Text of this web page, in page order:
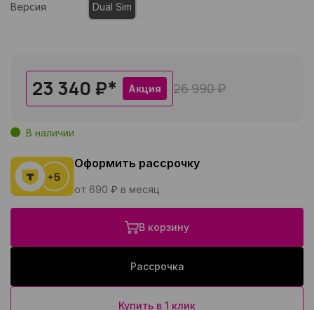
Версия Dual Sim
23 340 ₽* Акция 26 990 ₽
В наличии
Оформить рассрочку
от 690 ₽ в месяц
В корзину
Рассрочка
Купить в 1 клик